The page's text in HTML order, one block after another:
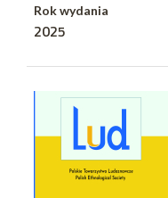
Rok wydania
2025